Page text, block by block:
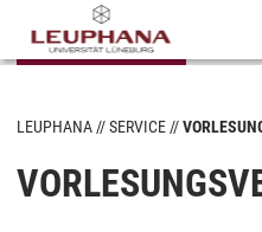
LEUPHANA SERVICE